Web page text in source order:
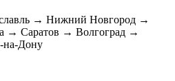
→ Нижний Новгород →
→ Саратов → Волгоград →
на-Дону